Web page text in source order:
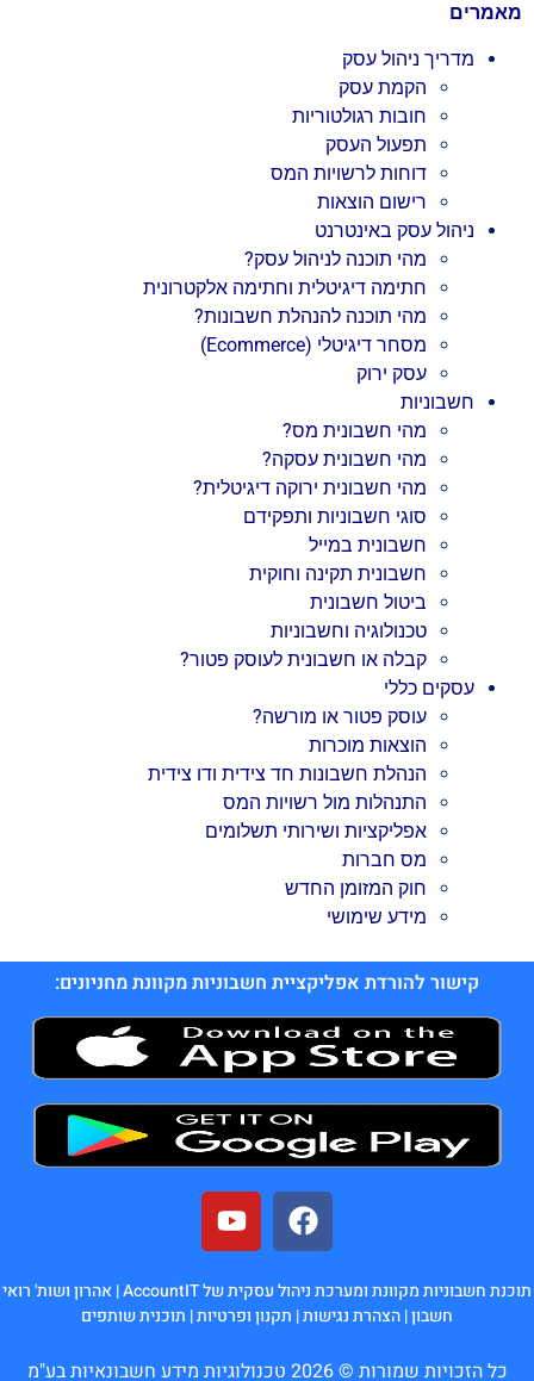
מאמרים
מדריך ניהול עסק
הקמת עסק
חובות רגולטוריות
תפעול העסק
דוחות לרשויות המס
רישום הוצאות
ניהול עסק באינטרנט
מהי תוכנה לניהול עסק?
חתימה דיגיטלית וחתימה אלקטרונית
מהי תוכנה להנהלת חשבונות?
מסחר דיגיטלי (Ecommerce)
עסק ירוק
חשבוניות
מהי חשבונית מס?
מהי חשבונית עסקה?
מהי חשבונית ירוקה דיגיטלית?
סוגי חשבוניות ותפקידם
חשבונית במייל
חשבונית תקינה וחוקית
ביטול חשבונית
טכנולוגיה וחשבוניות
קבלה או חשבונית לעוסק פטור?
עסקים כללי
עוסק פטור או מורשה?
הוצאות מוכרות
הנהלת חשבונות חד צידית ודו צידית
התנהלות מול רשויות המס
אפליקציות ושירותי תשלומים
מס חברות
חוק המזומן החדש
מידע שימושי
קישור להורדת אפליקציית חשבוניות מקוונת מחניונים:
תוכנת חשבוניות מקוונת ומערכת ניהול עסקית של AccountIT |
אהרון ושות' רואי
חשבון|הצהרת נגישות| תקנון ופרטיות| תוכנית שותפים
כל הזכויות שמורות © 2026 טכנולוגיות מידע חשבונאיות בע"מ